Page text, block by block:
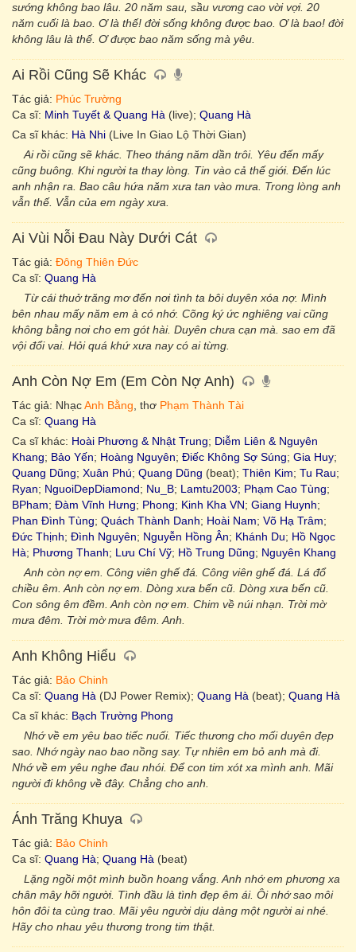
sướng không bao lâu. 20 năm sau, sầu vương cao vời vợi. 20
năm cuối là bao. Ơ là thế! đời sống không được bao. Ơ là bao! đời
không lâu là thế. Ơ được bao năm sống mà yêu.
Ai Rồi Cũng Sẽ Khác
Tác giả: Phúc Trường
Ca sĩ: Minh Tuyết & Quang Hà (live); Quang Hà
Ca sĩ khác: Hà Nhi (Live In Giao Lộ Thời Gian)
Ai rồi cũng sẽ khác. Theo tháng năm dần trôi. Yêu đến mấy
cũng buông. Khi người ta thay lòng. Tin vào cả thế giới. Đến lúc
anh nhận ra. Bao câu hứa năm xưa tan vào mưa. Trong lòng anh
vẫn thế. Vẫn của em ngày xưa.
Ai Vùi Nỗi Đau Này Dưới Cát
Tác giả: Đông Thiên Đức
Ca sĩ: Quang Hà
Từ cái thuở trăng mơ đến nơi tình ta bôi duyên xóa nợ. Mình
bên nhau mấy năm em à có nhớ. Cõng ký ức nghiêng vai cũng
không bằng nơi cho em gót hài. Duyên chưa cạn mà. sao em đã
vội đổi vai. Hỏi quá khứ xưa nay có ai từng.
Anh Còn Nợ Em (Em Còn Nợ Anh)
Tác giả: NhạcAnh Bằng , thơ Phạm Thành Tài
Ca sĩ: Quang Hà
Ca sĩ khác: Hoài Phương & Nhật Trung; Diễm Liên & Nguyên
Khang; Bảo Yến; Hoàng Nguyên; Điếc Không Sợ Súng; Gia Huy;
Quang Dũng; Xuân Phú; Quang Dũng (beat); Thiên Kim; Tu Rau;
Ryan; NguoiDepDiamond; Nu_B; Lamtu2003; Phạm Cao Tùng;
BPham; Đàm Vĩnh Hưng; Phong; Kinh Kha VN; Giang Huynh;
Phan Đình Tùng; Quách Thành Danh; Hoài Nam; Võ Hạ Trâm;
Đức Thịnh; Đình Nguyên; Nguyễn Hồng Ân; Khánh Du; Hồ Ngọc
Hà; Phương Thanh; Lưu Chí Vỹ; Hồ Trung Dũng; Nguyên Khang
Anh còn nợ em. Công viên ghế đá. Công viên ghế đá. Lá đổ
chiều êm. Anh còn nợ em. Dòng xưa bến cũ. Dòng xưa bến cũ.
Con sông êm đềm. Anh còn nợ em. Chim về núi nhạn. Trời mờ
mưa đêm. Trời mờ mưa đêm. Anh.
Anh Không Hiểu
Tác giả: Bảo Chinh
Ca sĩ: Quang Hà (DJ Power Remix); Quang Hà (beat); Quang Hà
Ca sĩ khác: Bạch Trường Phong
Nhớ về em yêu bao tiếc nuối. Tiếc thương cho mối duyên đẹp
sao. Nhớ ngày nao bao nồng say. Tự nhiên em bỏ anh mà đi.
Nhớ về em yêu nghe đau nhói. Để con tim xót xa mình anh. Mãi
người đi không về đây. Chẳng cho anh.
Ánh Trăng Khuya
Tác giả: Bảo Chinh
Ca sĩ: Quang Hà; Quang Hà (beat)
Lặng ngồi một mình buồn hoang vắng. Anh nhớ em phương xa
chân mây hỡi người. Tình đầu là tình đẹp êm ái. Ôi nhớ sao môi
hôn đôi ta cùng trao. Mãi yêu người dịu dàng một người ai nhé.
Hãy cho nhau yêu thương trong tim thật.